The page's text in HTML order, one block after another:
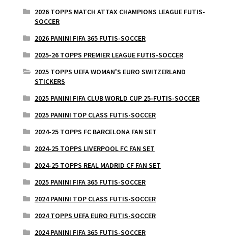
2026 TOPPS MATCH ATTAX CHAMPIONS LEAGUE FUTIS-
SOCCER
2026 PANINI FIFA 365 FUTIS-SOCCER
2025-26 TOPPS PREMIER LEAGUE FUTIS-SOCCER
2025 TOPPS UEFA WOMAN'S EURO SWITZERLAND
STICKERS
2025 PANINI FIFA CLUB WORLD CUP 25-FUTIS-SOCCER
2025 PANINI TOP CLASS FUTIS-SOCCER
2024-25 TOPPS FC BARCELONA FAN SET
2024-25 TOPPS LIVERPOOL FC FAN SET
2024-25 TOPPS REAL MADRID CF FAN SET
2025 PANINI FIFA 365 FUTIS-SOCCER
2024 PANINI TOP CLASS FUTIS-SOCCER
2024 TOPPS UEFA EURO FUTIS-SOCCER
2024 PANINI FIFA 365 FUTIS-SOCCER